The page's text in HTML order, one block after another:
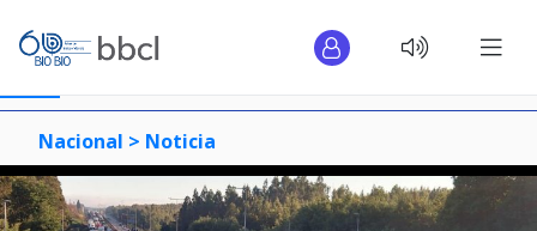
Nacional > Noticia